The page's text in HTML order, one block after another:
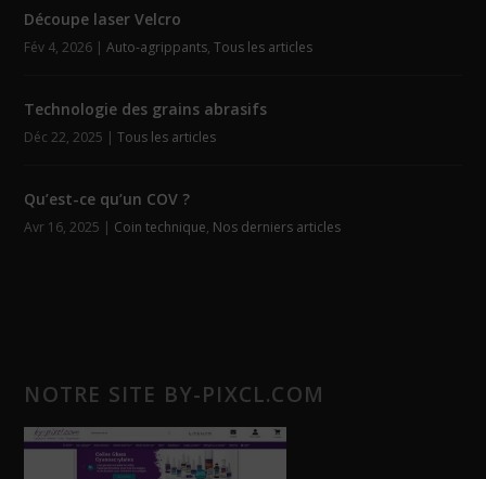
Découpe laser Velcro
Fév 4, 2026 |Auto-agrippants,Tous les articles
Technologie des grains abrasifs
Déc 22, 2025 |Tous les articles
Qu’est-ce qu’un COV ?
Avr 16, 2025 | Coin technique, Nos derniers articles
NOTRE SITE BY-PIXCL.COM